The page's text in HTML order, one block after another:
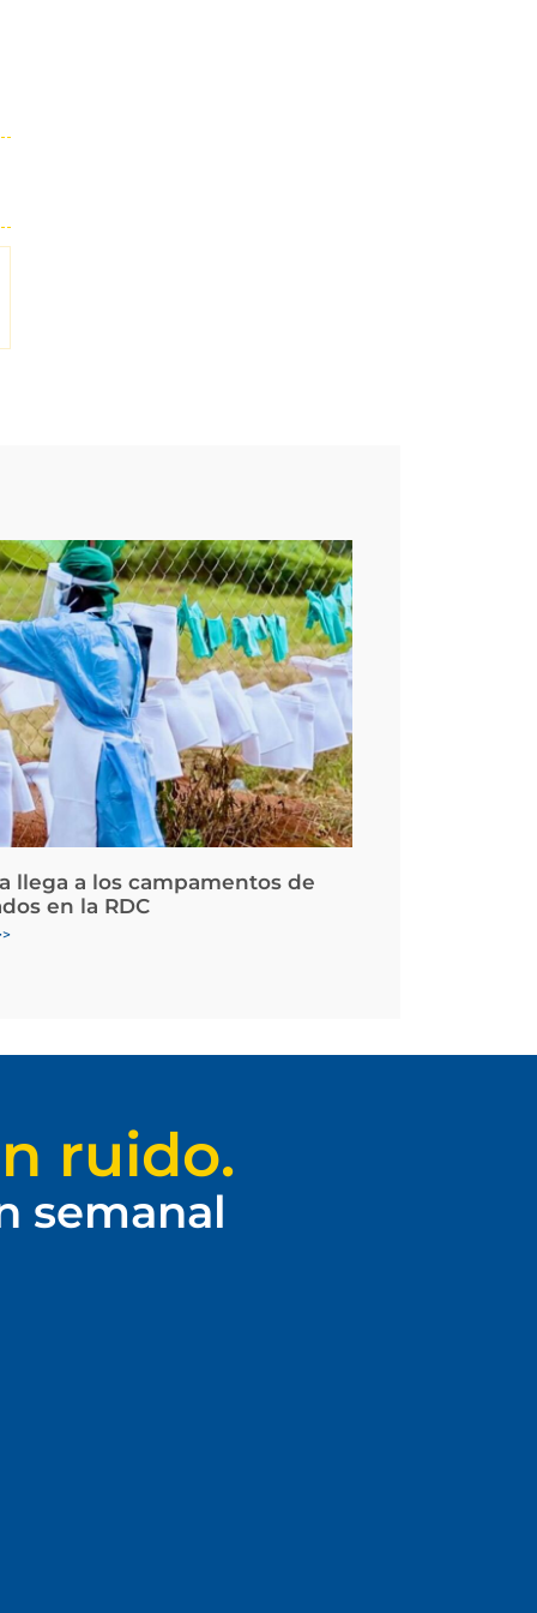
llega a los campamentos de
en la RDC
ruido.
semanal